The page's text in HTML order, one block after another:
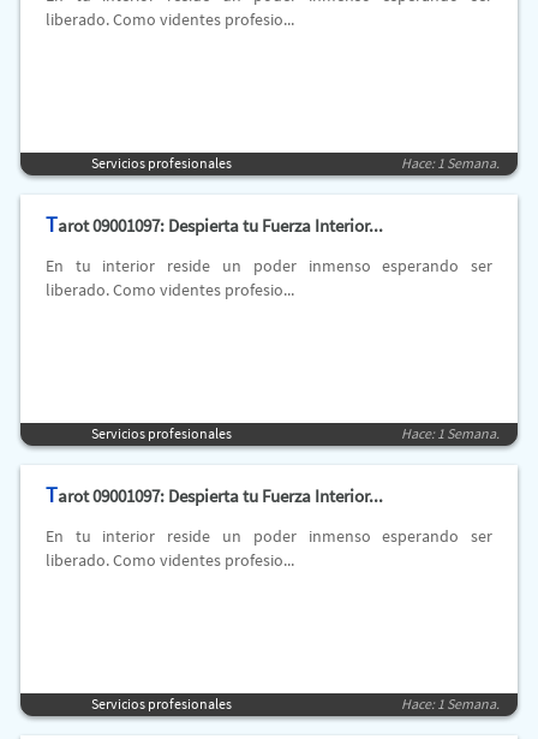
liberado. Como videntes profesio...
Servicios profesionales Hace: 1 Semana.
Tarot 09001097: Despierta tu Fuerza Interior...
En tu interior reside un poder inmenso esperando ser
liberado. Como videntes profesio...
Servicios profesionales Hace: 1 Semana.
Tarot 09001097: Despierta tu Fuerza Interior...
En tu interior reside un poder inmenso esperando ser
liberado. Como videntes profesio...
Servicios profesionales Hace: 1 Semana.